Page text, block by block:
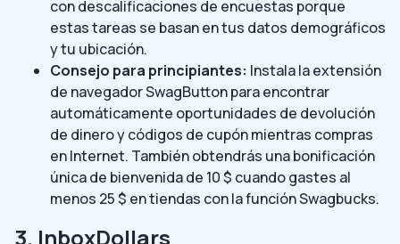
con descalificaciones de encuestas porque
estas tareas se basan en tus datos demográficos
y tu ubicación.
Consejo para principiantes: Instala la extensión
de navegador SwagButton para encontrar
automáticamente oportunidades de devolución
de dinero y códigos de cupón mientras compras
en Internet. También obtendrás una bonificación
única de bienvenida de 10 $ cuando gastes al
menos 25 $ en tiendas con la función Swagbucks.
3. InboxDollars